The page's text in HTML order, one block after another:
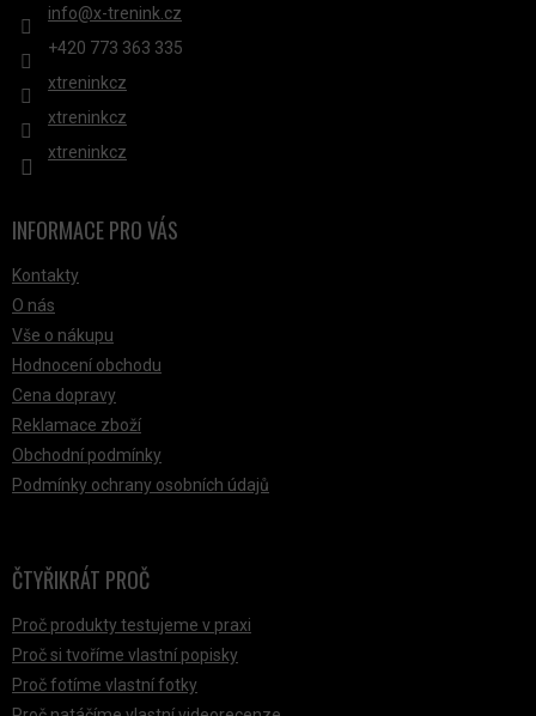
info@x-trenink.cz
+420 ‭773 363 335
xtreninkcz
xtreninkcz
xtreninkcz
INFORMACE PRO VÁS
Kontakty
O nás
Vše o nákupu
Hodnocení obchodu
Cena dopravy
Reklamace zboží
Obchodní podmínky
Podmínky ochrany osobních údajů
ČTYŘIKRÁT PROČ
Proč produkty testujeme v praxi
Proč si tvoříme vlastní popisky
Proč fotíme vlastní fotky